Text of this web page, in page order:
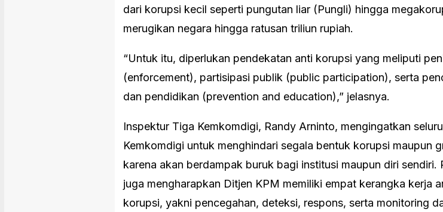
dari korupsi kecil seperti pungutan liar (Pungli) hingga
merugikan negara hingga ratusan triliun rupiah.
“Untuk itu, diperlukan pendekatan anti korupsi yang meliputi
(enforcement), partisipasi publik (public participation), serta
dan pendidikan (prevention and education),” jelasnya.
Inspektur Tiga Kemkomdigi, Randy Arninto, mengingatkan
Kemkomdigi untuk menghindari segala bentuk korupsi maupun
karena akan berdampak buruk bagi institusi maupun diri sendiri.
juga mengharapkan Ditjen KPM memiliki empat kerangka kerja
korupsi, yakni pencegahan, deteksi, respons, serta monitoring